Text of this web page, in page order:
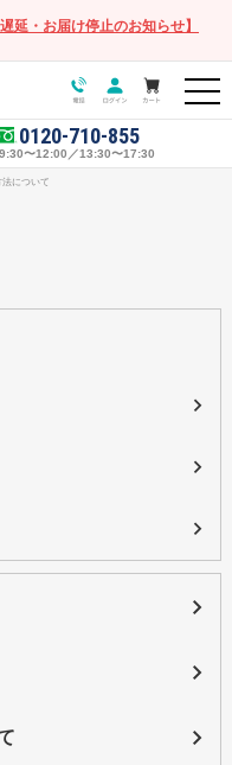
延・お届け停止のお知らせ】
0120-710-855
〜12:00／13:30〜17:30
について